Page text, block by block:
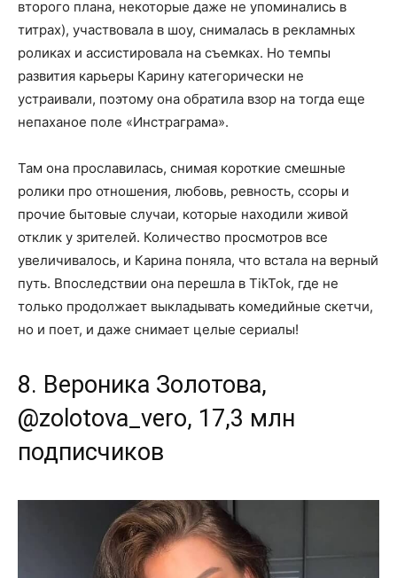
второго плана, некоторые даже не упоминались в
титрах), участвовала в шоу, снималась в рекламных
роликах и ассистировала на съемках. Но темпы
развития карьеры Карину категорически не
устраивали, поэтому она обратила взор на тогда еще
непаханое поле «Инстраграма».
Там она прославилась, снимая короткие смешные
ролики про отношения, любовь, ревность, ссоры и
прочие бытовые случаи, которые находили живой
отклик у зрителей. Количество просмотров все
увеличивалось, и Карина поняла, что встала на верный
путь. Впоследствии она перешла в TikTok, где не
только продолжает выкладывать комедийные скетчи,
но и поет, и даже снимает целые сериалы!
8. Вероника Золотова,
@zolotova_vero, 17,3 млн
подписчиков